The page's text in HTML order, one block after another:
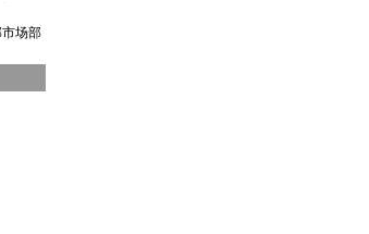
场部